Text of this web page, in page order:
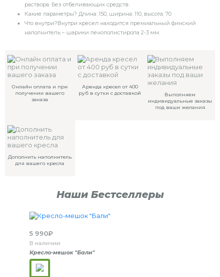
раствора. Без отбеливающих средств.
Какие параметры? Длина: 150, ширина: 110, высота: 70
Что внутри?Внутри кресел находится премиальный финский
наполнитель – шарики пенополистирола 2-3 мм.
Онлайн оплата и при
получении вашего
заказа
Аренда кресел от 400
руб в сутки с доставкой
Выполняем
индивидуальные заказы
под ваши желания
Дополнить наполнитель
для вашего кресла
Наши Бестселлеры
5 990₽
В наличии
Кресло-мешок "Бали"